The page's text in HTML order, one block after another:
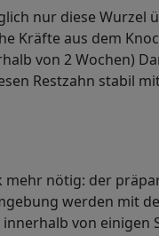
nur diese Wurzel
Kräfte aus dem
von 2 Wochen)
Restzahn stabil
mehr nötig: der
werden mit
von einigen